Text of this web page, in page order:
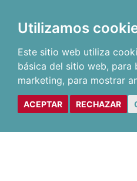
Utilizamos
Este sitio web utiliza
básica del sitio web, para
marketing, para mostrar
ACEPTAR RECHAZAR